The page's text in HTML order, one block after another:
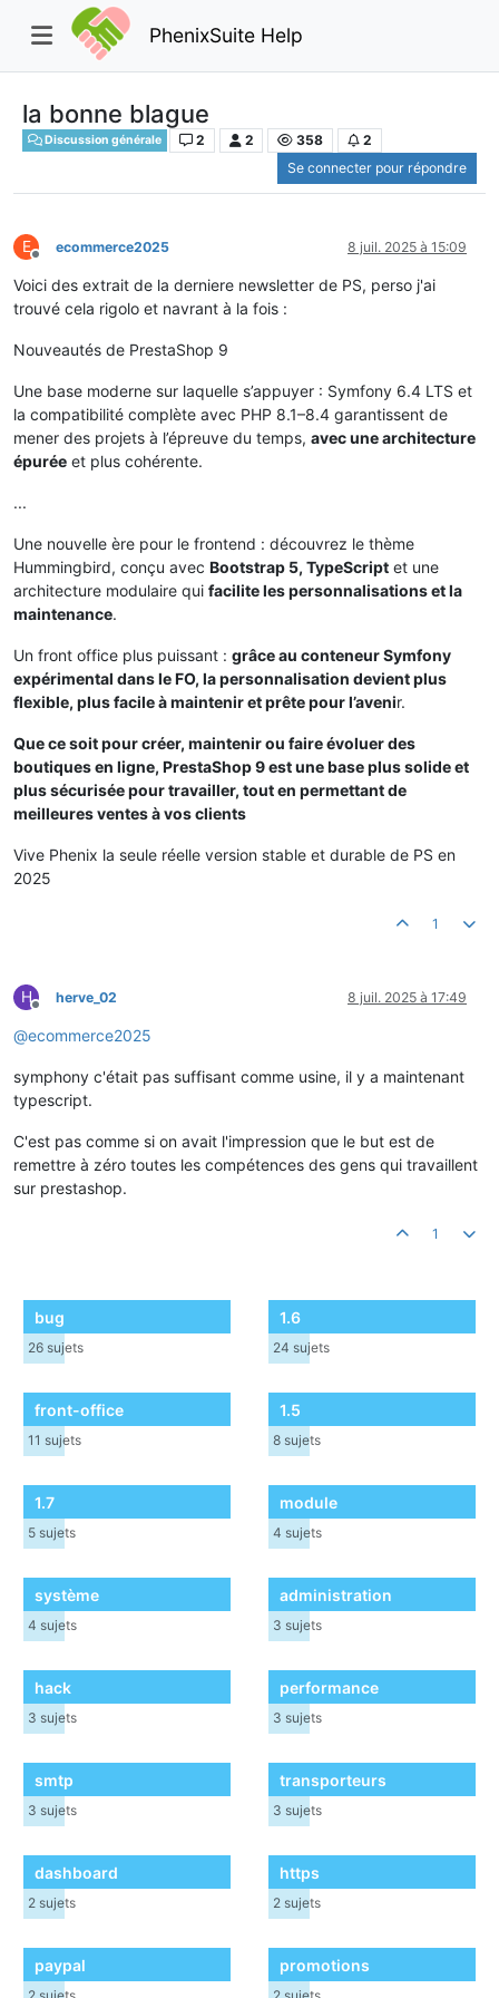
PhenixSuite Help
la bonne blague
Discussion générale 2 2 358
2
Se connecter pour répondre
E
Hors-ligne
ecommerce2025 8 juil. 2025 à 15:09
Voici des extrait de la derniere newsletter de PS, perso j'ai
trouvé cela rigolo et navrant à la fois :
Nouveautés de PrestaShop 9
Une base moderne sur laquelle s’appuyer : Symfony 6.4 LTS et
la compatibilité complète avec PHP 8.1–8.4 garantissent de
mener des projets à l’épreuve du temps, avec une architecture
épurée et plus cohérente.
...
Une nouvelle ère pour le frontend : découvrez le thème
Hummingbird, conçu avec Bootstrap 5, TypeScript et une
architecture modulaire qui facilite les personnalisations et la
maintenance.
Un front office plus puissant : grâce au conteneur Symfony
expérimental dans le FO, la personnalisation devient plus
flexible, plus facile à maintenir et prête pour l’avenir.
Que ce soit pour créer, maintenir ou faire évoluer des
boutiques en ligne, PrestaShop 9 est une base plus solide et
plus sécurisée pour travailler, tout en permettant de
meilleures ventes à vos clients
Vive Phenix la seule réelle version stable et durable de PS en
2025
1
H
Hors-ligne
herve_02 8 juil. 2025 à 17:49
@ecommerce2025
symphony c'était pas suffisant comme usine, il y a maintenant
typescript.
C'est pas comme si on avait l'impression que le but est de
remettre à zéro toutes les compétences des gens qui travaillent
sur prestashop.
1
bug
26 sujets
1.6
24 sujets
front-office
11 sujets
1.5
8 sujets
1.7
5 sujets
module
4 sujets
système
4 sujets
administration
3 sujets
hack
3 sujets
performance
3 sujets
smtp
3 sujets
transporteurs
3 sujets
dashboard
2 sujets
https
2 sujets
paypal promotions